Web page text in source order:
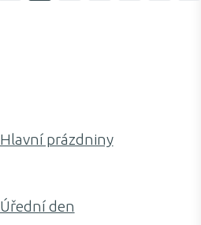
Hlavní prázdniny
Úřední den